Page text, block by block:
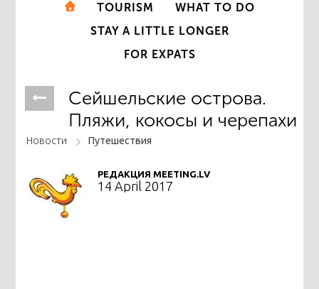
TOURISM
WHAT TO DO
STAY A LITTLE LONGER
FOR EXPATS
Сейшельские острова.
Пляжи, кокосы и черепахи
Новости Путешествия
РЕДАКЦИЯ MEETING.LV
14 April 2017